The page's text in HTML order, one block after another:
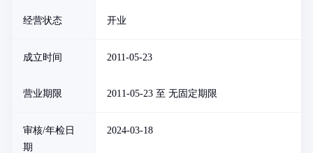
经营状态 开业
成立时间 2011-05-23
营业期限 2011-05-23 至 无固定期限
审核/年检日
期
2024-03-18